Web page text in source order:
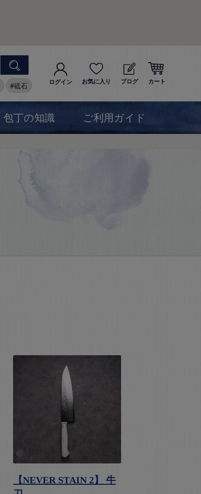
砥石 ログイン お気に入り ブログ カート
包丁の知識 ご利用ガイド
【NEVER STAIN 2】 牛